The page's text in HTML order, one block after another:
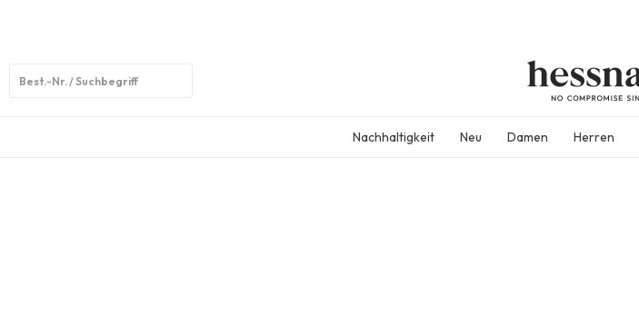
Nachhaltigkeit Neu Damen Herren